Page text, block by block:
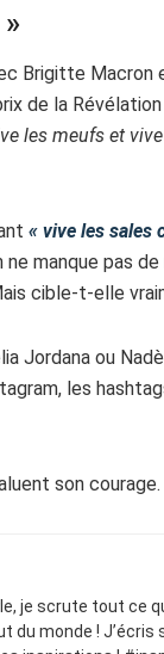
Brigitte Macron
de la Révélation
les meufs et
« vive les sales
ne manque pas
cible-t-elle
Jordana ou
les
son courage.
je scrute tout ce
du monde !